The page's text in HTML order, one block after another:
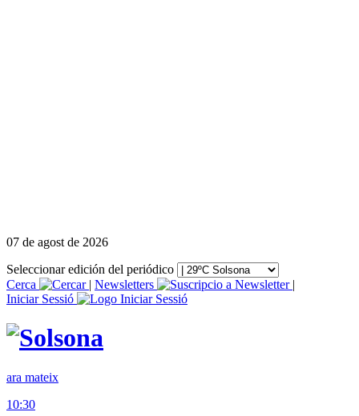
07 de agost de 2026
Seleccionar edición del periódico
Cerca
| Newsletters
|
Iniciar Sessió
ara mateix
10:30